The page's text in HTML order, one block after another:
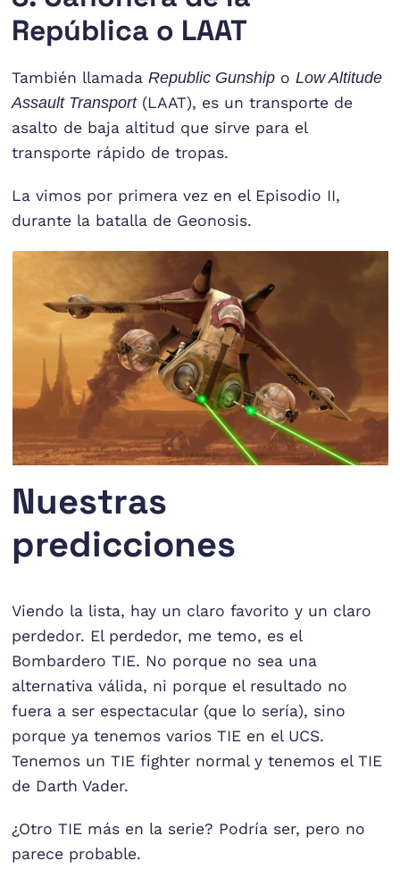
República o LAAT
También llamadaRepublic Gunship oLow Altitude
Assault Transport(LAAT), es un transporte de
asalto de baja altitud que sirve para el
transporte rápido de tropas.
La vimos por primera vez en el Episodio II,
durante la batalla de Geonosis.
Nuestras
predicciones
Viendo la lista, hay un claro favorito y un claro
perdedor. El perdedor, me temo, es el
Bombardero TIE. No porque no sea una
alternativa válida, ni porque el resultado no
fuera a ser espectacular (que lo sería), sino
porque ya tenemos varios TIE en el UCS.
Tenemos un TIE fighter normal y tenemos el TIE
de Darth Vader.
¿Otro TIE más en la serie? Podría ser, pero no
parece probable.